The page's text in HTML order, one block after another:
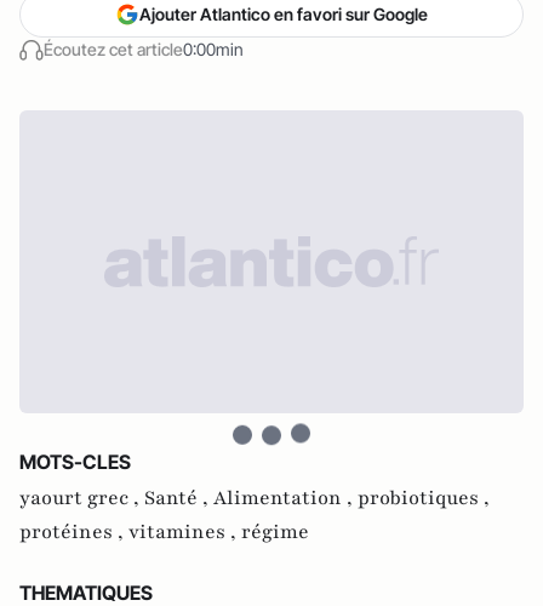
Écoutez cet article0:00min
Ajouter Atlantico en favori sur Google
MOTS-CLES
yaourt grec , Santé , Alimentation , probiotiques ,
protéines , vitamines , régime
THEMATIQUES